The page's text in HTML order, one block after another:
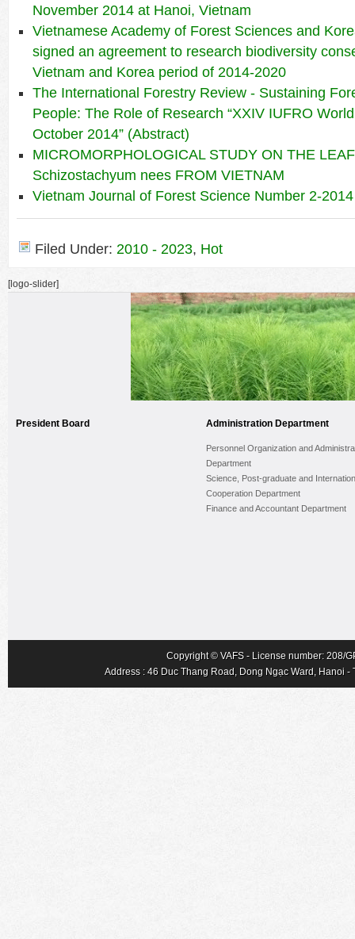
November 2014 at Hanoi, Vietnam
Vietnamese Academy of Forest Sciences and
signed an agreement to research biodiversity
Vietnam and Korea period of 2014-2020
The International Forestry Review - Sustaining
People: The Role of Research “XXIV IUFRO
October 2014” (Abstract)
MICROMORPHOLOGICAL STUDY ON THE
Schizostachyum nees FROM VIETNAM
Vietnam Journal of Forest Science Number 2-2014
Filed Under: 2010 - 2023, Hot
[logo-slider]
President Board Administration Department
Personnel Organization and
Department
Science, Post-graduate and
Cooperation Department
Finance and Accountant Department
Copyright © VAFS - License number: 208/
Address : 46 Duc Thang Road, Dong Ngạc Ward, Hanoi